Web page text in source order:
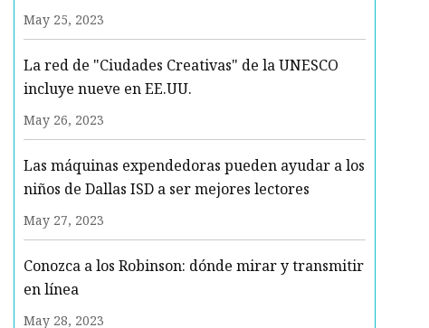
May 25, 2023
La red de "Ciudades Creativas" de la UNESCO
incluye nueve en EE.UU.
May 26, 2023
Las máquinas expendedoras pueden ayudar a los
niños de Dallas ISD a ser mejores lectores
May 27, 2023
Conozca a los Robinson: dónde mirar y transmitir
en línea
May 28, 2023